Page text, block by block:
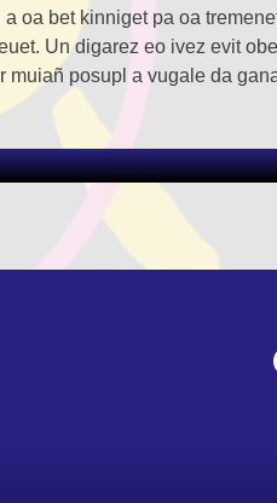
oa bet kinniget pa oa
Un digarez eo ivez evit
posupl a vugale da